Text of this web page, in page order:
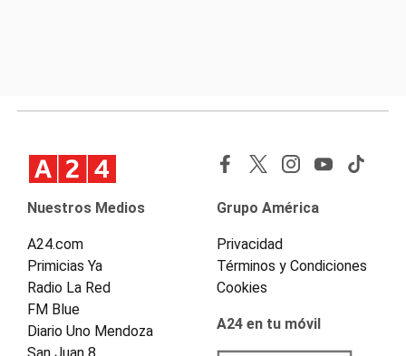
Nuestros Medios
A24.com
Primicias Ya
Radio La Red
FM Blue
Diario Uno Mendoza
Grupo América
Privacidad
Términos y Condiciones
Cookies
A24 en tu móvil